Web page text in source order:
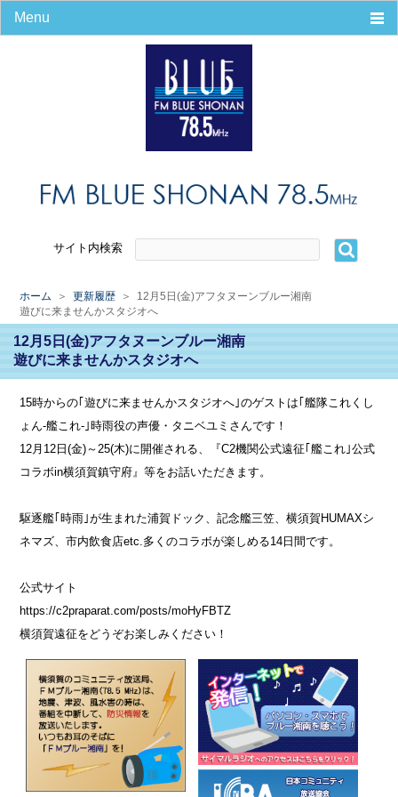
Menu
リクエスト
会社概要
災害時の緊急放送
番組審議会議事録
パーソナリティ募集
スポンサー募集
スポンサー募集
放送料金
サイト内検索
ホーム ＞更新履歴 ＞ 12月5日(金)アフタヌーンブルー湘南
遊びに来ませんかスタジオへ
12月5日(金)アフタヌーンブルー湘南
遊びに来ませんかスタジオへ
15時からの｢遊びに来ませんかスタジオへ｣のゲストは｢艦隊これくし
ょん-艦これ-｣時雨役の声優・タニベユミさんです！
12月12日(金)～25(木)に開催される、『C2機関公式遠征｢艦これ｣公式
コラボin横須賀鎮守府』等をお話いただきます。
駆逐艦｢時雨｣が生まれた浦賀ドック、記念艦三笠、横須賀HUMAXシ
ネマズ、市内飲食店etc.多くのコラボが楽しめる14日間です。
公式サイト
https://c2praparat.com/posts/moHyFBTZ
横須賀遠征をどうぞお楽しみください！